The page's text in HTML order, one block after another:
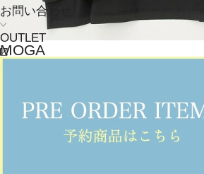
お問い合わせ
OUTLET
MOGA